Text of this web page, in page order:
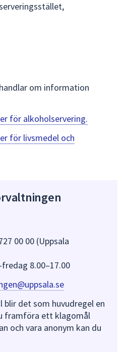
om information
för alkoholservering.
för livsmedel och
00 00 (Uppsala
8.00–17.00
blir det som huvudregel en
framföra ett klagomål
och vara anonym kan du